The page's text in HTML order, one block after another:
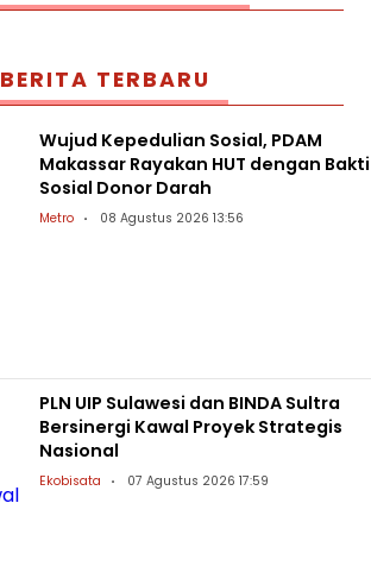
BERITA TERBARU
Wujud Kepedulian Sosial, PDAM
Makassar Rayakan HUT dengan Bakti
Sosial Donor Darah
Metro 08 Agustus 2026 13:56
PLN UIP Sulawesi dan BINDA Sultra
Bersinergi Kawal Proyek Strategis
Nasional
Ekobisata 07 Agustus 2026 17:59